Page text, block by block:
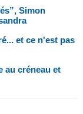
Simon
et ce n'est pas
au créneau et